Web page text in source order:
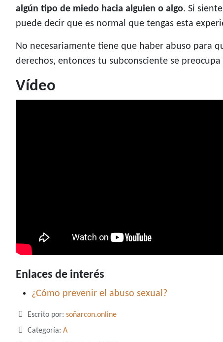
algún tipo de miedo hacia alguien o algo. Si
puede decir que es normal que tengas esta
No necesariamente tiene que haber abuso para
derechos, entonces tu subconsciente se
Vídeo
Enlaces de interés
¿Cómo prevenir el abuso sexual?
Detalles
Escrito por: soñarcon.online
Categoría: A